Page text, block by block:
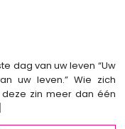
dag van uw leven “Uw
uw leven.” Wie zich
zin meer dan één